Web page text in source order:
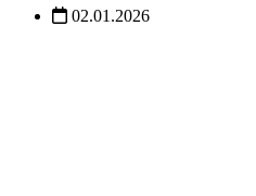
02.01.2026